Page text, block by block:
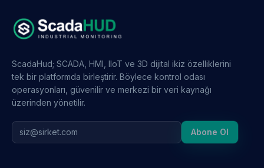
ScadaHud; SCADA, HMI, IIoT ve 3D dijital ikiz özelliklerini
tek bir platformda birleştirir. Böylece kontrol odası
operasyonları, güvenilir ve merkezi bir veri kaynağı
üzerinden yönetilir.
Abone Ol